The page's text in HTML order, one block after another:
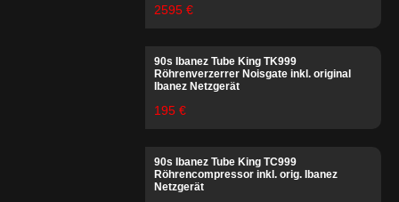
2595 €
90s Ibanez Tube King TK999
Röhrenverzerrer Noisgate inkl. original
Ibanez Netzgerät
195 €
90s Ibanez Tube King TC999
Röhrencompressor inkl. orig. Ibanez
Netzgerät